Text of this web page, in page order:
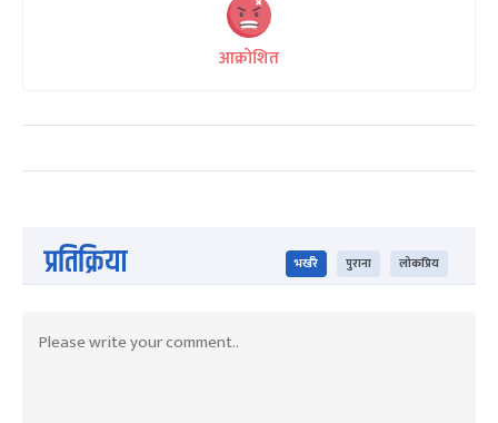
आक्रोशित
प्रतिक्रिया भर्खरै पुराना लोकप्रिय